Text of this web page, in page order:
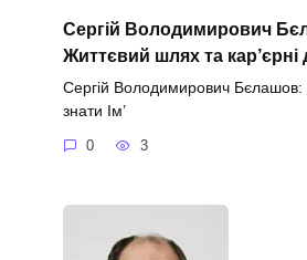
Сергій Володимирович
Життєвий шлях та кар’єрні
Сергій Володимирович Бєлашов:
знати Ім’
0 3